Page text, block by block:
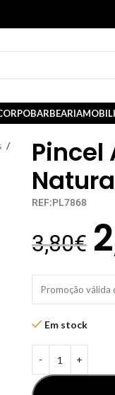
BARBEARIA
/
Pincel
REF:PL7868
3,80€
Promoção
Em stock